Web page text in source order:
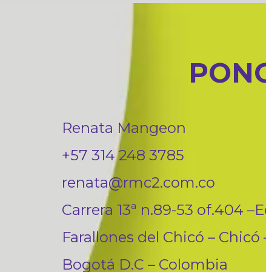
Renata Mangeon
+57 314 248 3785
renata@rmc2.com.co
Carrera 13ª n.89-53 of.404
Farallones del Chicó – Chicó
Bogotá D.C – Colombia